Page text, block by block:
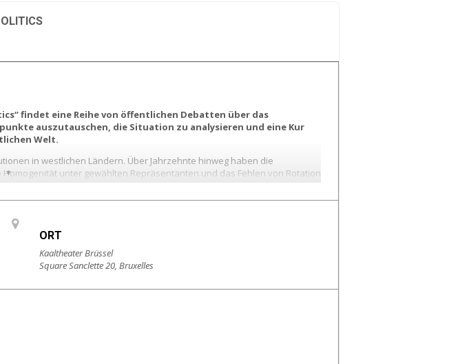
findet eine Reihe von öffentlichen Debatten über das
auszutauschen, die Situation zu analysieren und eine Kur
Welt.
in westlichen Ländern. Über Jahrzehnte hinweg haben die
unter gewählten Repräsentanten und das Fehlen von Rotation
noch analysiert.
an Politik und das Aufkommen populistischer und antidemokratischen
finden und Anreize schaffen, damit sich die Bürgerinnen und
wiederherstellen?
ORT
Kaaltheater Brüssel
Square Sanclette 20, Bruxelles